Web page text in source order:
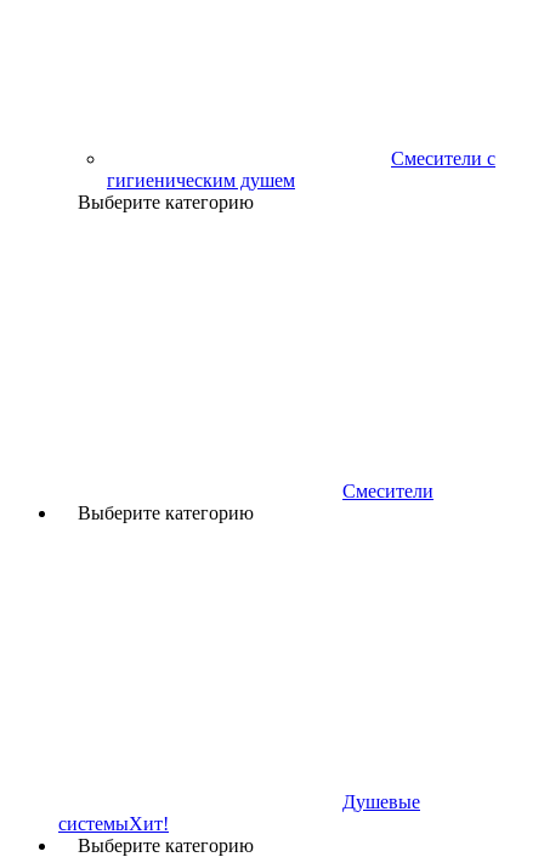
Смесители с
гигиеническим душем
Выберите категорию
Смесители
Выберите категорию
Душевые
системыХит!
Выберите категорию